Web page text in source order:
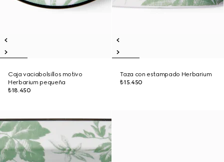
Caja vaciabolsillos motivo
Herbarium pequeña
₺18.450
Taza con estampado Herbarium
₺15.450